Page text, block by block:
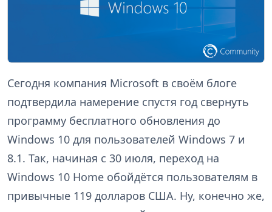
Сегодня компания Microsoft в своём блоге
подтвердила намерение спустя год свернуть
программу бесплатного обновления до
Windows 10 для пользователей Windows 7 и
8.1. Так, начиная с 30 июля, переход на
Windows 10 Home обойдётся пользователям в
привычные 119 долларов США. Ну, конечно же,